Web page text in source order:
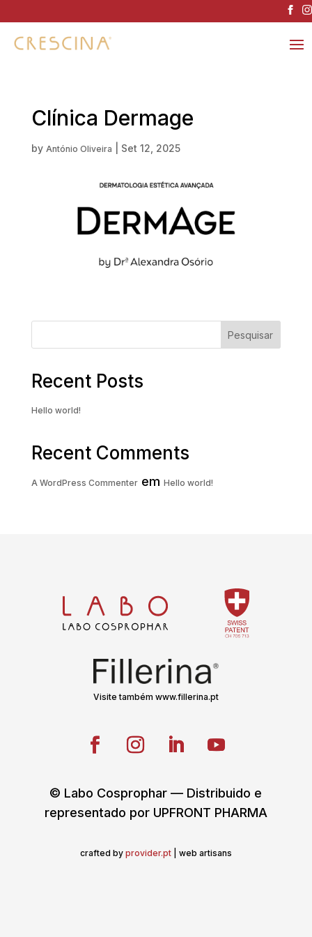
Clínica Dermage
by António Oliveira Set 12, 2025
Pesquisar
Recent Posts
Hello world!
Recent Comments
A WordPress Commenterem Hello world!
Visite também www.fillerina.pt
© Labo Cosprophar — Distribuido e
representado por UPFRONT PHARMA
crafted by provider.pt| web artisans